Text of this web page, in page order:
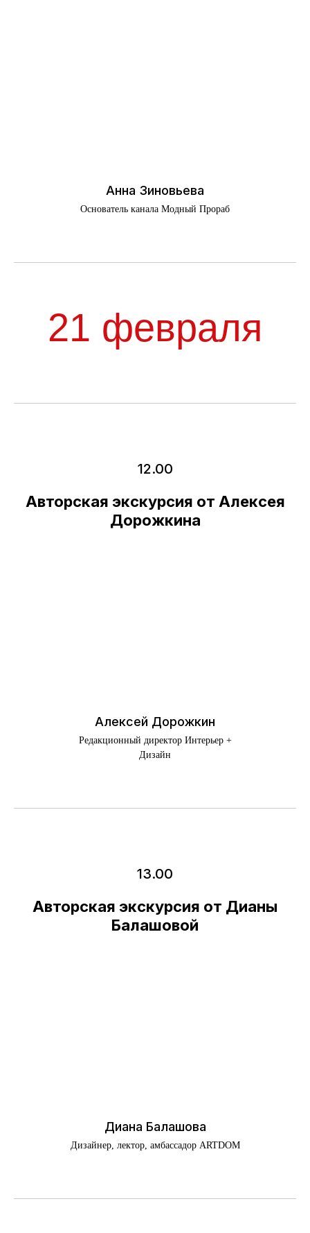
Анна Зиновьева
Основатель канала Модный Прораб
12.00
Авторская экскурсия от Алексея
Дорожкина
Алексей Дорожкин
Редакционный директор Интерьер +
Дизайн
13.00
Авторская экскурсия от Дианы
Балашовой
Диана Балашова
Дизайнер, лектор, амбассадор ARTDOM